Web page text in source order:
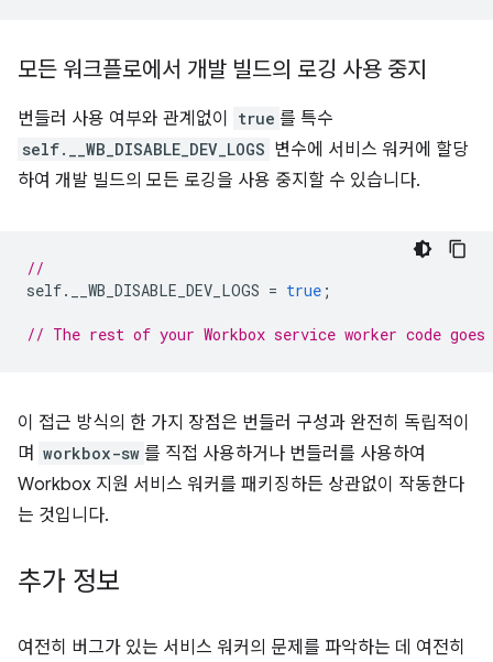
모든 워크플로에서 개발 빌드의 로깅 사용 중지
번들러 사용 여부와 관계없이 true 를 특수
self.__WB_DISABLE_DEV_LOGS 변수에 서비스 워커에 할당
하여 개발 빌드의 모든 로깅을 사용 중지할 수 있습니다.
//
self. __WB_DISABLE_DEV_LOGS = true ;
// The rest of your Workbox service worker code goes
이 접근 방식의 한 가지 장점은 번들러 구성과 완전히 독립적이
며 workbox-sw 를 직접 사용하거나 번들러를 사용하여
Workbox 지원 서비스 워커를 패키징하든 상관없이 작동한다
는 것입니다.
추가 정보
여전히 버그가 있는 서비스 워커의 문제를 파악하는 데 여전히